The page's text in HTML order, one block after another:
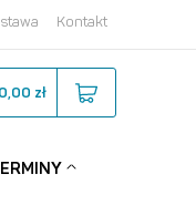
Kontakt
0,00 zł